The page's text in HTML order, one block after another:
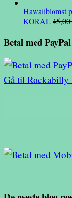
pris
var:
Hawaiiblomst
KORAL45,00
Betal med
Gå til Rockabilly